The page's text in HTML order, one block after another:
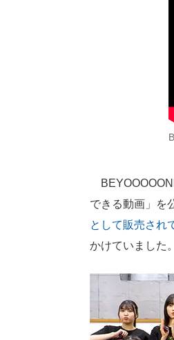
できる動画」を
として販売され
かけていました。